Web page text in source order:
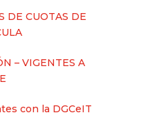
DE CUOTAS DE
– VIGENTES A
con la DGCeIT